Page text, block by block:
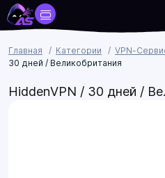
Главная Категории VPN-
30 дней / Великобритания
HiddenVPN / 30 дней /